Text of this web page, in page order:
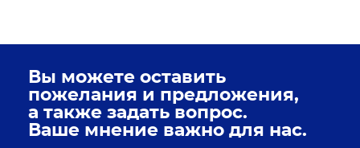
Вы можете оставить
пожелания и предложения,
а также задать вопрос.
Ваше мнение важно для нас.